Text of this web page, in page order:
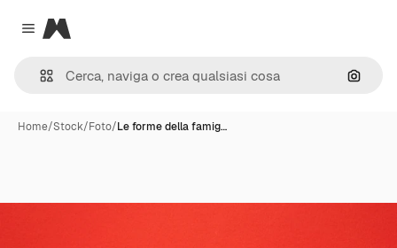
Close menu
Magnific
Cerca
Home/Stock/Foto/Le forme della famig…